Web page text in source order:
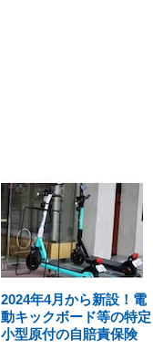
2024年4月から新設！電
動キックボード等の特定
小型原付の自賠責保険